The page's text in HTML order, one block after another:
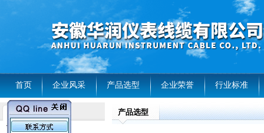
首页 企业风采 产品选型 企业荣誉 行业标准
产品列表
风电温度传感器
产品选型